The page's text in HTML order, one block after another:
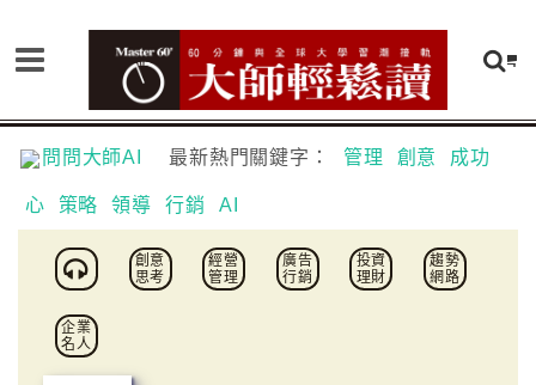
問問大師AI 最新熱門關鍵字： 管理 創意 成功
心 策略 領導 行銷 AI
創意
思考
經營
管理
廣告
行銷
投資
理財
趨勢
網路
企業
名人